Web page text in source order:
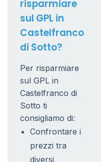
risparmiare
sul GPL in
Castelfranco
di Sotto?
Per risparmiare
sul GPL in
Castelfranco di
Sotto ti
consigliamo di:
Confrontare i
prezzi tra
diversi